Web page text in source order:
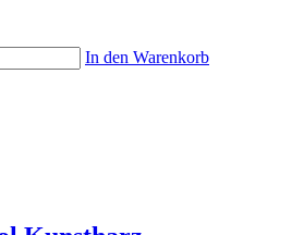
In den Warenkorb